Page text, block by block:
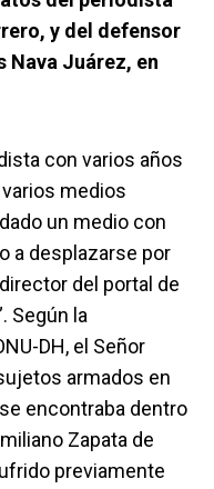
y del defensor
Nava Juárez, en
con varios años
medios
un medio con
a desplazarse por
del portal de
Según la
DH, el Señor
armados en
encontraba dentro
Zapata de
previamente